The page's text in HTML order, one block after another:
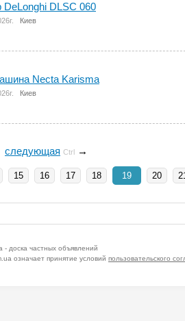
DeLonghi DLSC 060
Киев
Necta Karisma
Киев
следующая Ctrl →
15 16 17 18 19 20
- доска частных объявлений
означает принятие условий пользовательского